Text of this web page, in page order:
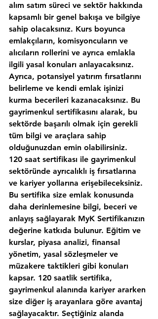
alım satım süreci ve sektör hakkında
kapsamlı bir genel bakışa ve bilgiye
sahip olacaksınız. Kurs boyunca
emlakçıların, komisyoncuların ve
alıcıların rollerini ve ayrıca emlakla
ilgili yasal konuları anlayacaksınız.
Ayrıca, potansiyel yatırım fırsatlarını
belirleme ve kendi emlak işinizi
kurma becerileri kazanacaksınız. Bu
gayrimenkul sertifikasını alarak, bu
sektörde başarılı olmak için gerekli
tüm bilgi ve araçlara sahip
olduğunuzdan emin olabilirsiniz.
120 saat sertifikası ile gayrimenkul
sektöründe ayrıcalıklı iş fırsatlarına
ve kariyer yollarına erişebileceksiniz.
Bu sertifika size emlak konusunda
daha derinlemesine bilgi, beceri ve
anlayış sağlayarak MyK Sertifikanızın
değerine katkıda bulunur. Eğitim ve
kurslar, piyasa analizi, finansal
yönetim, yasal sözleşmeler ve
müzakere taktikleri gibi konuları
kapsar. 120 saatlik sertifika,
gayrimenkul alanında kariyer ararken
size diğer iş arayanlara göre avantaj
sağlayacaktır. Seçtiğiniz alanda